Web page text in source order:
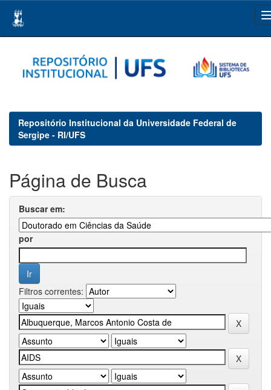
navigation
Repositório Institucional da Universidade Federal de
Sergipe - RI/UFS
Página de Busca
Buscar em:
por
Filtros correntes: